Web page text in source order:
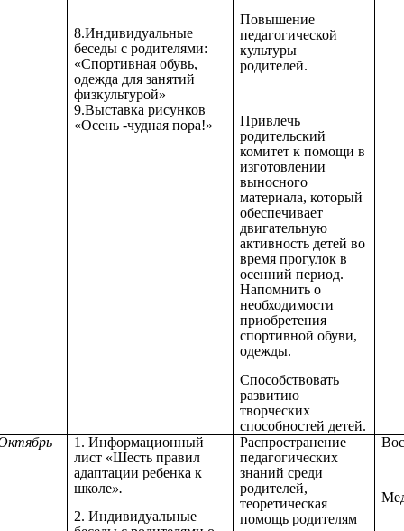
8.Индивидуальные
беседы с родителями:
«Спортивная обувь,
одежда для занятий
физкультурой»
9.Выставка рисунков
«Осень -чудная пора!»
Повышение
педагогической
культуры
родителей.
Привлечь
родительский
комитет к помощи в
изготовлении
выносного
материала, который
обеспечивает
двигательную
активность детей во
время прогулок в
осенний период.
Напомнить о
необходимости
приобретения
спортивной обуви,
одежды.
Способствовать
развитию
творческих
способностей детей.
1. Информационный
лист «Шесть правил
адаптации ребенка к
школе».
2. Индивидуальные
Распространение
педагогических
знаний среди
родителей,
теоретическая
помощь родителям